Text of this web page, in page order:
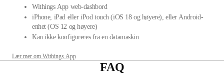
Withings App web-dashbord
iPhone, iPad eller iPod touch (iOS 18 og høyere), eller Android-
enhet (OS 12 og høyere)
Kan ikke konfigureres fra en datamaskin
Lær mer om Withings App
FAQ